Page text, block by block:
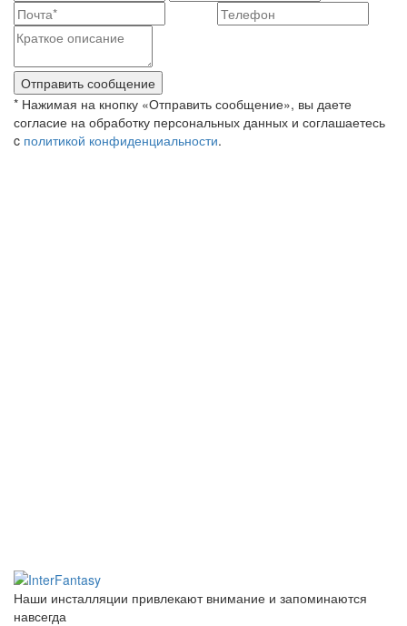
Отправить сообщение
* Нажимая на кнопку «Отправить сообщение», вы даете
согласие на обработку персональных данных и соглашаетесь
c политикой конфиденциальности.
Наши инсталляции привлекают внимание и запоминаются
навсегда